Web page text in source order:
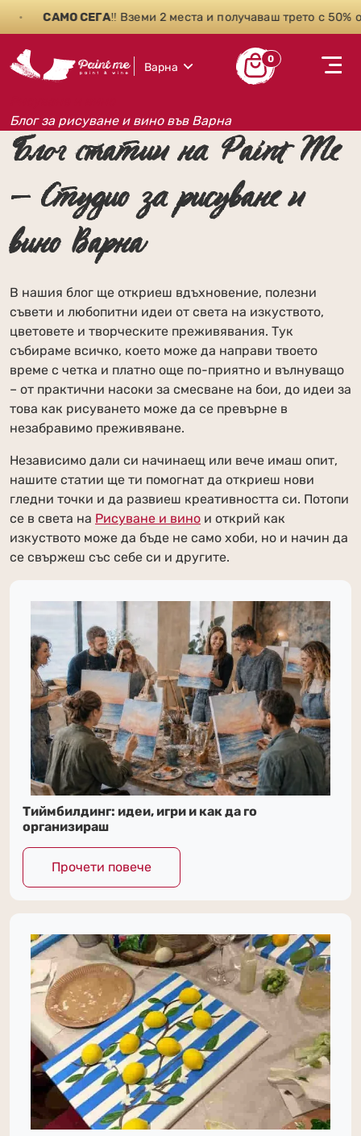
САМО СЕГА‼️ Вземи 2 места и получаваш трето с 50%
Варна
0
Блог за рисуване и вино във Варна
Блог статии на Paint Me
– Студио за рисуване и
вино Варна
В нашия блог ще откриеш вдъхновение, полезни
съвети и любопитни идеи от света на изкуството,
цветовете и творческите преживявания. Тук
събираме всичко, което може да направи твоето
време с четка и платно още по-приятно и вълнуващо
– от практични насоки за смесване на бои, до идеи за
това как рисуването може да се превърне в
незабравимо преживяване.
Независимо дали си начинаещ или вече имаш опит,
нашите статии ще ти помогнат да откриеш нови
гледни точки и да развиеш креативността си. Потопи
се в света на Рисуване и вино и открий как
изкуството може да бъде не само хоби, но и начин да
се свържеш със себе си и другите.
Тиймбилдинг: идеи, игри и как да го
организираш
Прочети повече